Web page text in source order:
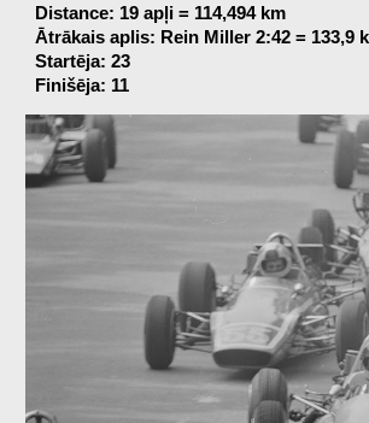
Distance: 19 apļi = 114,494 km
Ātrākais aplis: Rein Miller 2:42 = 133,9
Startēja: 23
Finišēja: 11